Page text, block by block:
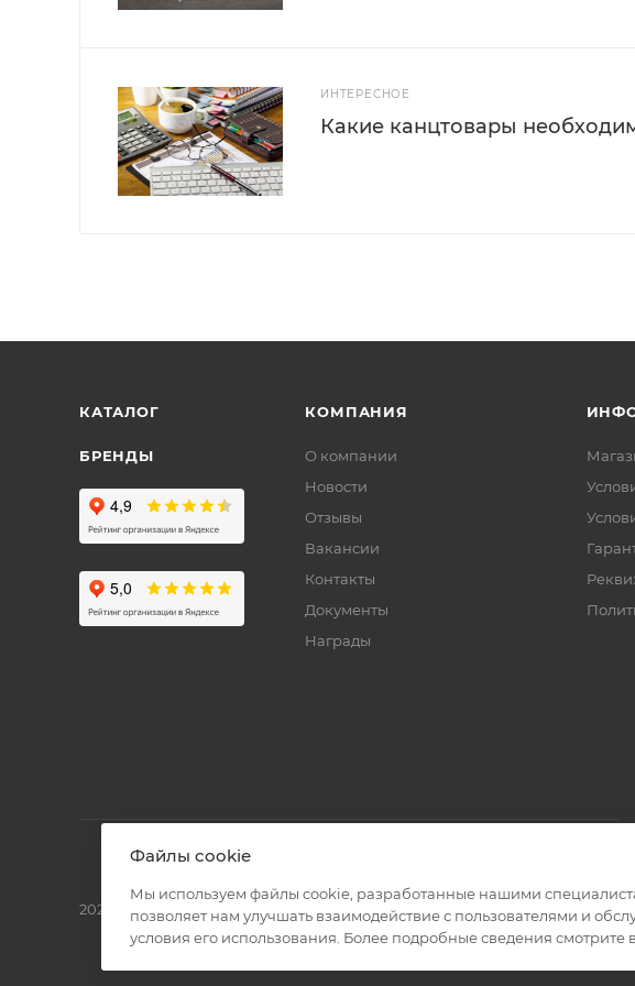
ИНТЕРЕСНОЕ
Какие канцтовары
КАТАЛОГ
БРЕНДЫ
КОМПАНИЯ
О компании
Новости
Отзывы
Вакансии
Контакты
Документы
Награды
2026 © Полиграф кит - интернет-магазин
Файлы cookie
Мы используем файлы cookie, разработанные нашими
позволяет нам улучшать взаимодействие с пользователями и
условия его использования. Более подробные сведения смотрите